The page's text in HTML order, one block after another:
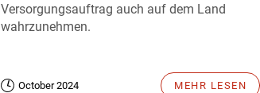
Versorgungsauftrag auch auf dem Land
wahrzunehmen.
October 2024 MEHR LESEN